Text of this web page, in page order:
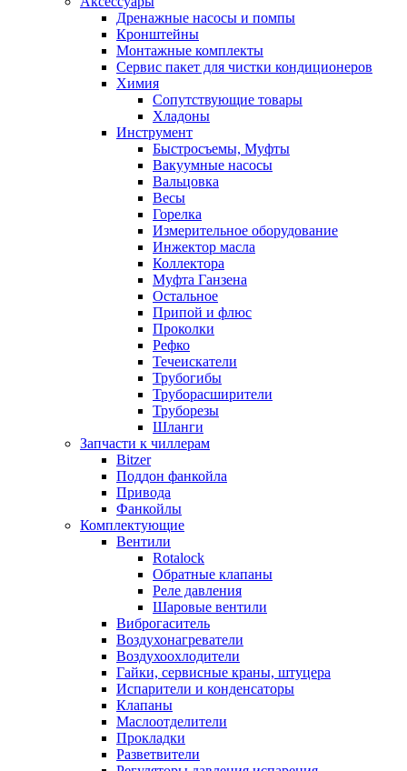
Дренажные насосы и помпы
Кронштейны
Монтажные комплекты
Сервис пакет для чистки кондиционеров
Химия
Сопутствующие товары
Хладоны
Инструмент
Быстросъемы, Муфты
Вакуумные насосы
Вальцовка
Весы
Горелка
Измерительное оборудование
Инжектор масла
Коллектора
Муфта Ганзена
Остальное
Припой и флюс
Проколки
Рефко
Течеискатели
Трубогибы
Труборасширители
Труборезы
Шланги
Запчасти к чиллерам
Bitzer
Поддон фанкойла
Привода
Фанкойлы
Комплектующие
Вентили
Rotalock
Обратные клапаны
Реле давления
Шаровые вентили
Виброгаситель
Воздухонагреватели
Воздухоохлодители
Гайки, сервисные краны, штуцера
Испарители и конденсаторы
Клапаны
Маслоотделители
Прокладки
Разветвители